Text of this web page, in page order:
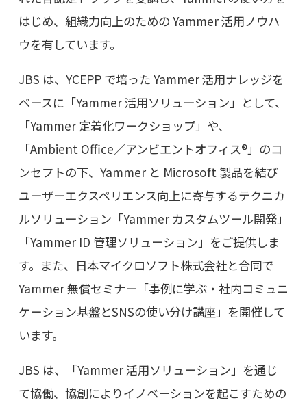
はじめ、組織力向上のための Yammer 活用ノウハ
ウを有しています。
JBS は、YCEPP で培った Yammer 活用ナレッジを
ベースに「Yammer 活用ソリューション」として、
「Yammer 定着化ワークショップ」や、
「Ambient Office／アンビエントオフィス®」のコ
ンセプトの下、Yammer と Microsoft 製品を結び
ユーザーエクスペリエンス向上に寄与するテクニカ
ルソリューション「Yammer カスタムツール開発」
「Yammer ID 管理ソリューション」をご提供しま
す。また、日本マイクロソフト株式会社と合同で
Yammer 無償セミナー「事例に学ぶ・社内コミュニ
ケーション基盤とSNSの使い分け講座」を開催して
います。
JBS は、「Yammer 活用ソリューション」を通じ
て協働、協創によりイノベーションを起こすための